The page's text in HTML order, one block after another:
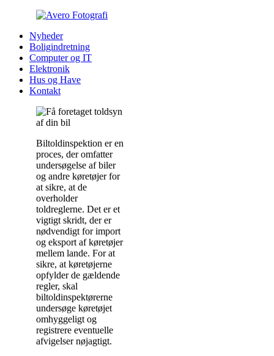
Nyheder
Boligindretning
Computer og IT
Elektronik
Hus og Have
Kontakt
Biltoldinspektion er en
proces, der omfatter
undersøgelse af biler
og andre køretøjer for
at sikre, at de
overholder
toldreglerne. Det er et
vigtigt skridt, der er
nødvendigt for import
og eksport af køretøjer
mellem lande. For at
sikre, at køretøjerne
opfylder de gældende
regler, skal
biltoldinspektørerne
undersøge køretøjet
omhyggeligt og
registrere eventuelle
afvigelser nøjagtigt.